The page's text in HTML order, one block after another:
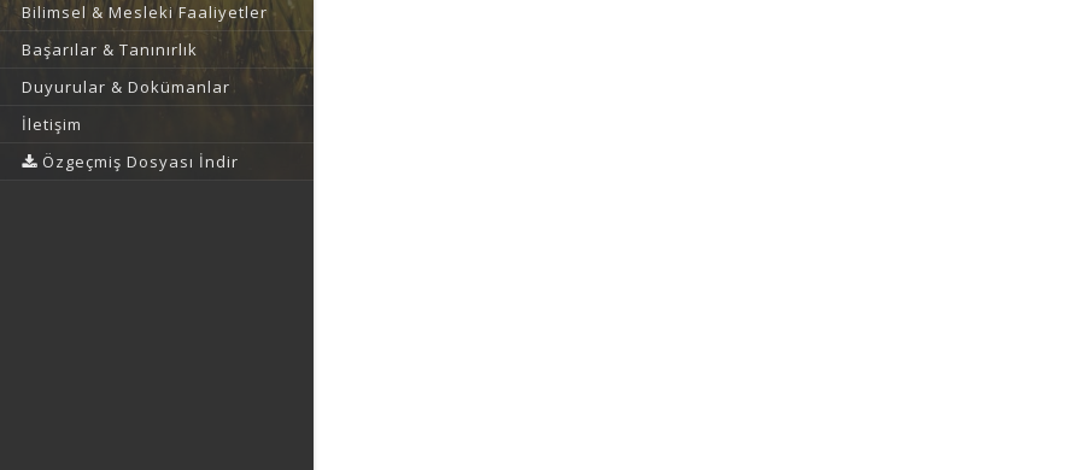
Bilimsel & Mesleki Faaliyetler
Başarılar & Tanınırlık
Duyurular & Dokümanlar
İletişim
Özgeçmiş Dosyası İndir